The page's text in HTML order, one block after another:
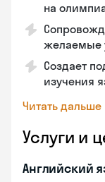
на
желаемые
Создает
изучения
Читать дальше
Услуги и
Английский